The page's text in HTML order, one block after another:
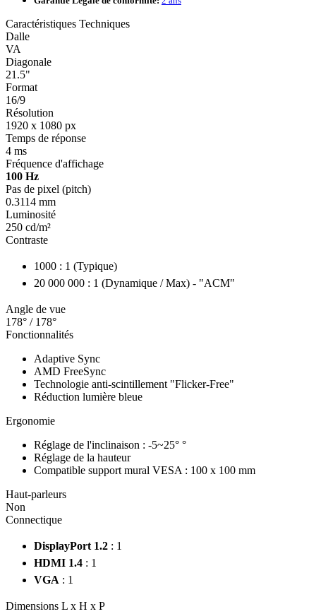
Caractéristiques Techniques
Dalle
VA
Diagonale
21.5"
Format
16/9
Résolution
1920 x 1080 px
Temps de réponse
4 ms
Fréquence d'affichage
100 Hz
Pas de pixel (pitch)
0.3114 mm
Luminosité
250 cd/m²
Contraste
1000 : 1 (Typique)
20 000 000 : 1 (Dynamique / Max) - "ACM"
Angle de vue
178° / 178°
Fonctionnalités
Adaptive Sync
AMD FreeSync
Technologie anti-scintillement "Flicker-Free"
Réduction lumière bleue
Ergonomie
Réglage de l'inclinaison : -5~25° °
Réglage de la hauteur
Compatible support mural VESA : 100 x 100 mm
Haut-parleurs
Non
Connectique
DisplayPort 1.2 : 1
HDMI 1.4 : 1
VGA : 1
Dimensions L x H x P